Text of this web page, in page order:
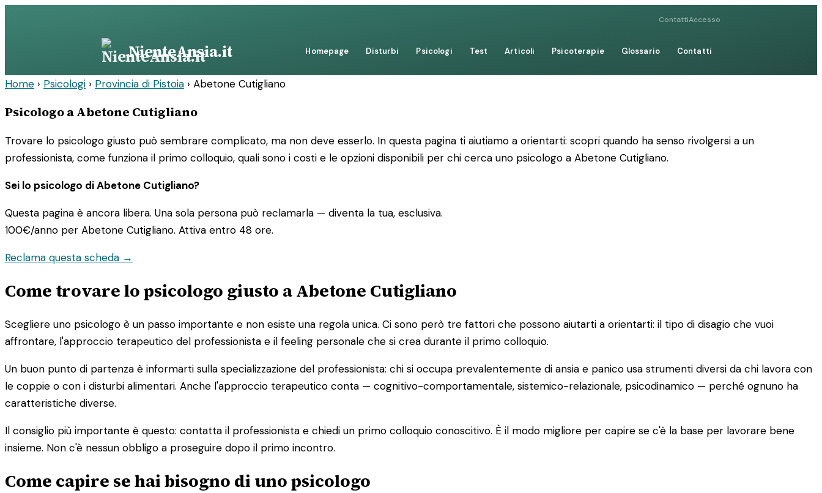
ContattiAccesso
NienteAnsia.it Homepage Disturbi Psicologi Test Articoli Psicoterapie Glossario Contatti
Home › Psicologi › Provincia di Pistoia › Abetone Cutigliano
Psicologo a Abetone Cutigliano
Trovare lo psicologo giusto può sembrare complicato, ma non deve esserlo. In questa pagina ti aiutiamo a orientarti: scopri quando ha senso rivolgersi a un
professionista, come funziona il primo colloquio, quali sono i costi e le opzioni disponibili per chi cerca uno psicologo a Abetone Cutigliano.
Sei lo psicologo di Abetone Cutigliano?
Questa pagina è ancora libera. Una sola persona può reclamarla — diventa la tua, esclusiva.
100€/anno per Abetone Cutigliano. Attiva entro 48 ore.
Reclama questa scheda →
Come trovare lo psicologo giusto a Abetone Cutigliano
Scegliere uno psicologo è un passo importante e non esiste una regola unica. Ci sono però tre fattori che possono aiutarti a orientarti: il tipo di disagio che vuoi
affrontare, l'approccio terapeutico del professionista e il feeling personale che si crea durante il primo colloquio.
Un buon punto di partenza è informarti sulla specializzazione del professionista: chi si occupa prevalentemente di ansia e panico usa strumenti diversi da chi lavora con
le coppie o con i disturbi alimentari. Anche l'approccio terapeutico conta — cognitivo-comportamentale, sistemico-relazionale, psicodinamico — perché ognuno ha
caratteristiche diverse.
Il consiglio più importante è questo: contatta il professionista e chiedi un primo colloquio conoscitivo. È il modo migliore per capire se c'è la base per lavorare bene
insieme. Non c'è nessun obbligo a proseguire dopo il primo incontro.
Come capire se hai bisogno di uno psicologo